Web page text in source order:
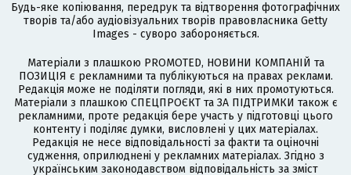
Будь-яке копіювання, передрук та відтворення фотографічних
творів та/або аудіовізуальних творів правовласника Getty
Images - суворо забороняється.
Матеріали з плашкою PROMOTED, НОВИНИ КОМПАНІЙ та
ПОЗИЦІЯ є рекламними та публікуються на правах реклами.
Редакція може не поділяти погляди, які в них промотуються.
Матеріали з плашкою СПЕЦПРОЄКТ та ЗА ПІДТРИМКИ також є
рекламними, проте редакція бере участь у підготовці цього
контенту і поділяє думки, висловлені у цих матеріалах.
Редакція не несе відповідальності за факти та оціночні
судження, оприлюднені у рекламних матеріалах. Згідно з
українським законодавством відповідальність за зміст